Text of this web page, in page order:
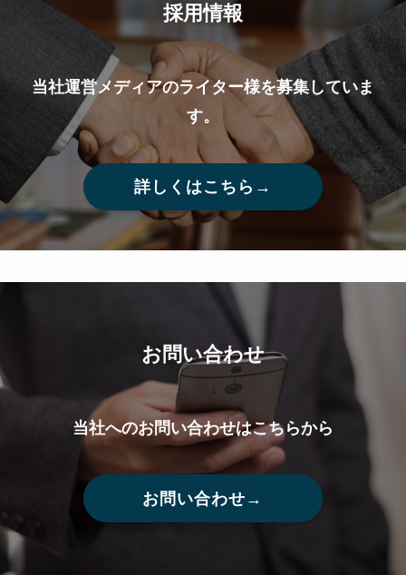
採用情報
当社運営メディアのライター様を募集していま
す。
詳しくはこちら→
お問い合わせ
当社へのお問い合わせはこちらから
お問い合わせ→